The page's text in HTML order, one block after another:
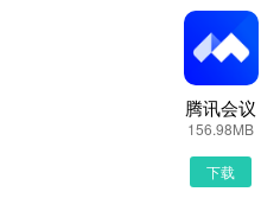
以看到网站头部提供了BeeLab
，至于文件保存路径根据个人
，点击BeeLabAPP图标进
腾讯会议
156.98MB
下载